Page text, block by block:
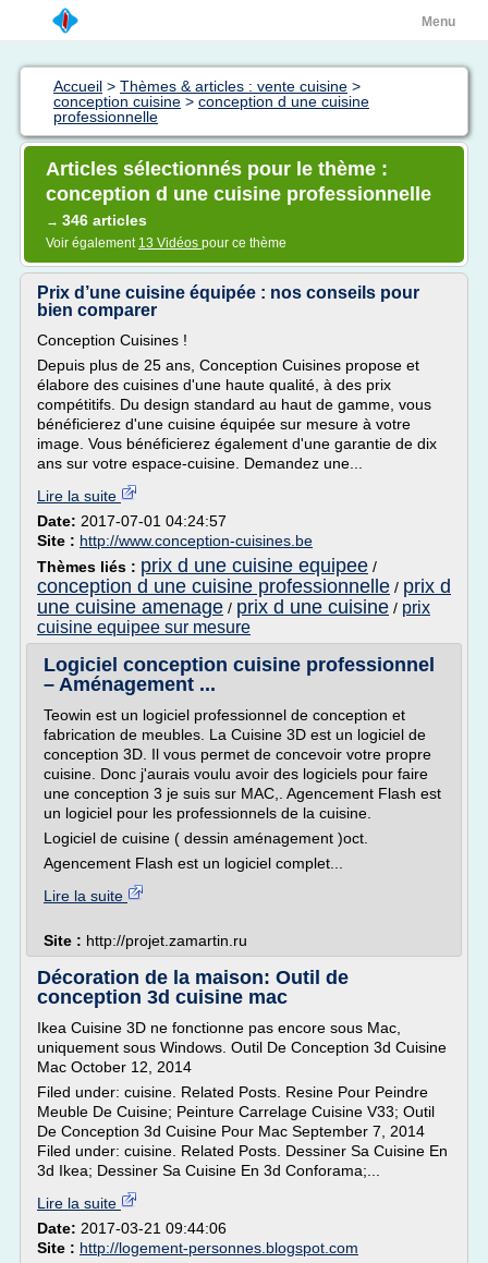
Menu
Accueil > Thèmes & articles : vente cuisine >
conception cuisine > conception d une cuisine
professionnelle
Articles sélectionnés pour le thème :
conception d une cuisine professionnelle
→ 346 articles
Voir également 13 Vidéos pour ce thème
Prix d’une cuisine équipée : nos conseils pour
bien comparer
Conception Cuisines !
Depuis plus de 25 ans, Conception Cuisines propose et
élabore des cuisines d'une haute qualité, à des prix
compétitifs. Du design standard au haut de gamme, vous
bénéficierez d'une cuisine équipée sur mesure à votre
image. Vous bénéficierez également d'une garantie de dix
ans sur votre espace-cuisine. Demandez une...
Lire la suite
Date: 2017-07-01 04:24:57
Site : http://www.conception-cuisines.be
Thèmes liés : prix d une cuisine equipee /
conception d une cuisine professionnelle / prix d
une cuisine amenage / prix d une cuisine / prix
cuisine equipee sur mesure
Logiciel conception cuisine professionnel
– Aménagement ...
Teowin est un logiciel professionnel de conception et
fabrication de meubles. La Cuisine 3D est un logiciel de
conception 3D. Il vous permet de concevoir votre propre
cuisine. Donc j'aurais voulu avoir des logiciels pour faire
une conception 3 je suis sur MAC,. Agencement Flash est
un logiciel pour les professionnels de la cuisine.
Logiciel de cuisine ( dessin aménagement )oct.
Agencement Flash est un logiciel complet...
Lire la suite
Site : http://projet.zamartin.ru
Décoration de la maison: Outil de
conception 3d cuisine mac
Ikea Cuisine 3D ne fonctionne pas encore sous Mac,
uniquement sous Windows. Outil De Conception 3d Cuisine
Mac October 12, 2014
Filed under: cuisine. Related Posts. Resine Pour Peindre
Meuble De Cuisine; Peinture Carrelage Cuisine V33; Outil
De Conception 3d Cuisine Pour Mac September 7, 2014
Filed under: cuisine. Related Posts. Dessiner Sa Cuisine En
3d Ikea; Dessiner Sa Cuisine En 3d Conforama;...
Lire la suite
Date: 2017-03-21 09:44:06
Site : http://logement-personnes.blogspot.com